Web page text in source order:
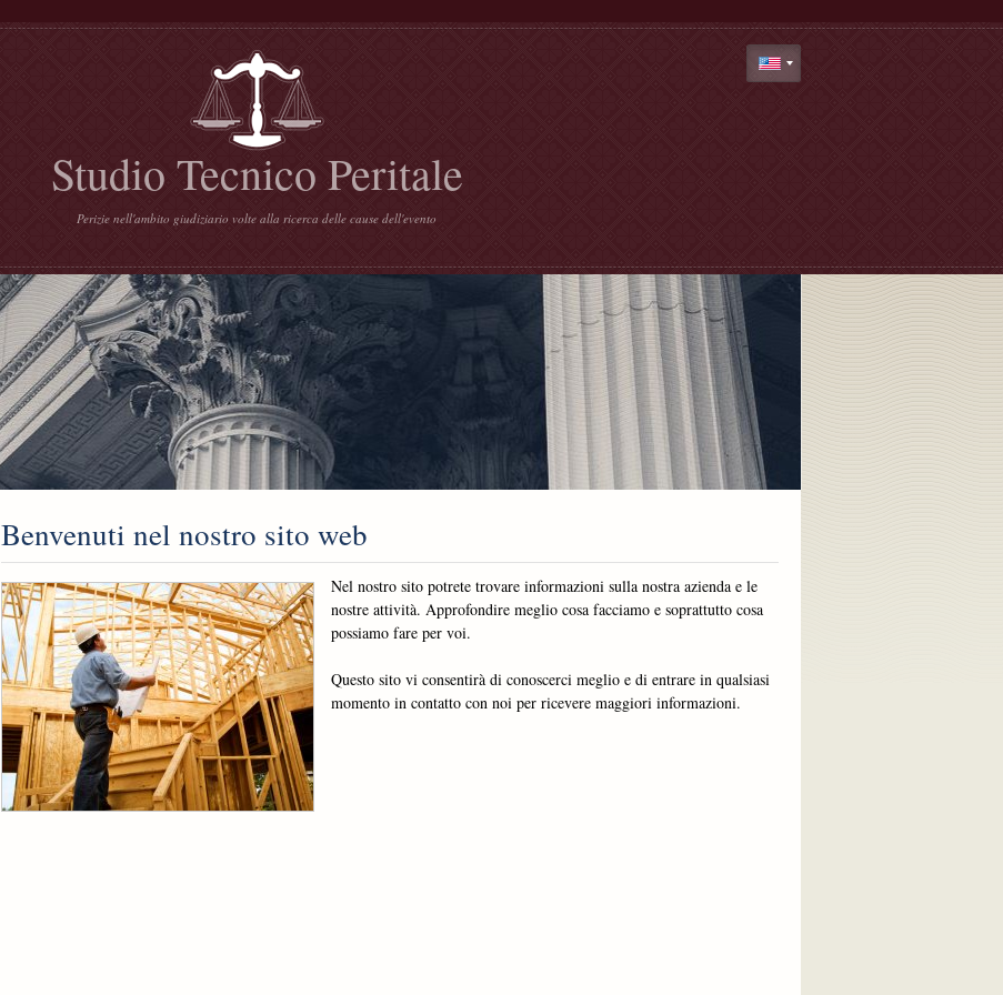
Studio Tecnico Peritale
Perizie nell'ambito giudiziario volte alla ricerca delle cause dell'evento
Benvenuti nel nostro sito web
Nel nostro sito potrete trovare informazioni sulla nostra azienda e le
nostre attività. Approfondire meglio cosa facciamo e soprattutto cosa
possiamo fare per voi.
Questo sito vi consentirà di conoscerci meglio e di entrare in qualsiasi
momento in contatto con noi per ricevere maggiori informazioni.